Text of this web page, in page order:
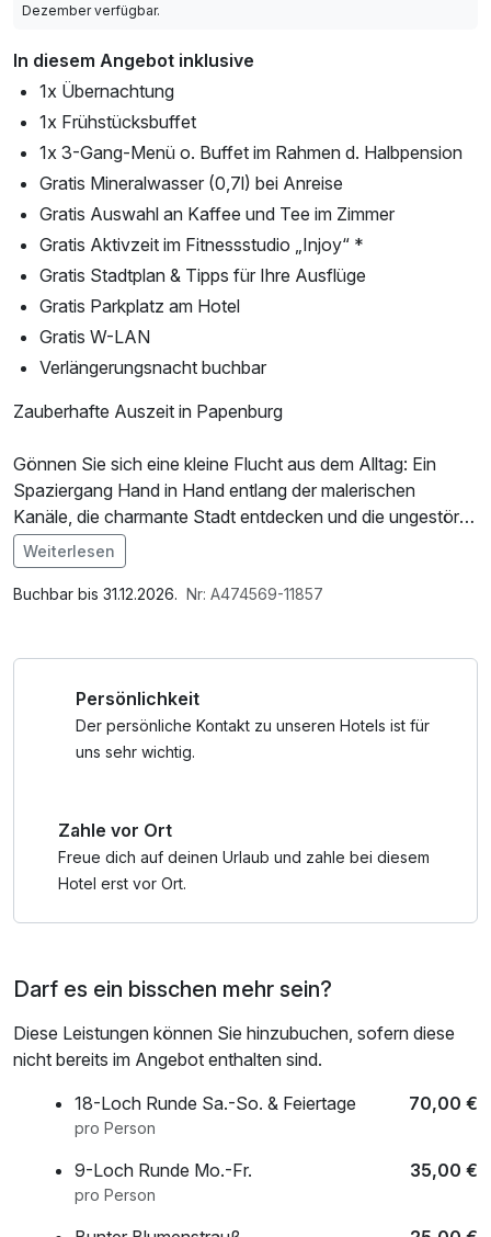
Dezember verfügbar.
In diesem Angebot inklusive
1x Übernachtung
1x Frühstücksbuffet
1x 3-Gang-Menü o. Buffet im Rahmen d. Halbpension
Gratis Mineralwasser (0,7l) bei Anreise
Gratis Auswahl an Kaffee und Tee im Zimmer
Gratis Aktivzeit im Fitnessstudio „Injoy“ *
Gratis Stadtplan & Tipps für Ihre Ausflüge
Gratis Parkplatz am Hotel
Gratis W-LAN
Verlängerungsnacht buchbar
Zauberhafte Auszeit in Papenburg
Gönnen Sie sich eine kleine Flucht aus dem Alltag: Ein
Spaziergang Hand in Hand entlang der malerischen
Kanäle, die charmante Stadt entdecken und die ungestörte
Zeit zu zweit – einfach entspannen und Momente
sammeln.
Tauchen Sie ein in die maritime Erlebniswelt: Von der
Stadtgeschichte über den Schiffbau bis hin zur
historischen Van-Velen-Anlage. Erleben Sie die MEYER
die Geschichte der Schifffahrt entführen.
NATUR & ERHOLUNG
Kanälen oder genießen Sie die Ruhe im Stadtpark. Offene
IN DER NÄHE
Entspannen Sie in der Therme Bad Nieuweschans,
schlendern Sie durch die Altstadt von Leer, entdecken Sie
beeindruckende Schloss Clemenswerth.
FÜR KLEINE ABENTEURER
Im Angebot enthalten
Parkplatz, Nutzung des Fitnessbereichs, W-LAN Nutzung /
Weiterlesen
Buchbar bis 31.12.2026. Nr: A474569-11857
Persönlichkeit
Der persönliche Kontakt zu unseren Hotels ist für
uns sehr wichtig.
Zahle vor Ort
Freue dich auf deinen Urlaub und zahle bei diesem
Hotel erst vor Ort.
Darf es ein bisschen mehr sein?
Diese Leistungen können Sie hinzubuchen, sofern diese
nicht bereits im Angebot enthalten sind.
18-Loch Runde Sa.-So. & Feiertage
70,00 €
pro Person
9-Loch Runde Mo.-Fr. 35,00 €
pro Person